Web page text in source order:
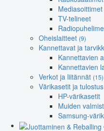
Mediasoittimet
TV-telineet
Oheislaitteet (9)
Kannettavat ja
Kannettavien
Kannettavien
Verkot ja liitännät (15)
Värikasetit ja tulostus
HP-värikasetit
Muiden
Samsung-